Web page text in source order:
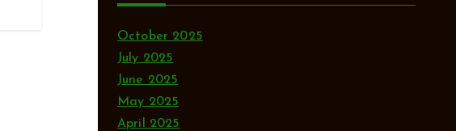
c
e
October 2025
July 2025
June 2025
May 2025
April 2025